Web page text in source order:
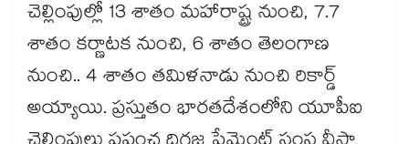
చెల్లింపుల్లో 13 శాతం మహారాష్ట్ర నుంచి, 7.7
శాతం కర్ణాటక నుంచి, 6 శాతం తెలంగాణ
నుంచి.. 4 శాతం తమిళనాడు నుంచి రికార్డ్
అయ్యాయి. ప్రస్తుతం భారతదేశంలోని యూపీఐ